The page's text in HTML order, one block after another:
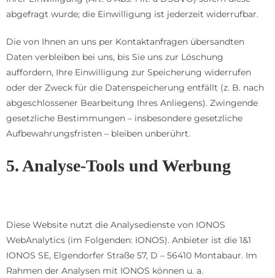
abgefragt wurde; die Einwilligung ist jederzeit widerrufbar.
Die von Ihnen an uns per Kontaktanfragen übersandten
Daten verbleiben bei uns, bis Sie uns zur Löschung
auffordern, Ihre Einwilligung zur Speicherung widerrufen
oder der Zweck für die Datenspeicherung entfällt (z. B. nach
abgeschlossener Bearbeitung Ihres Anliegens). Zwingende
gesetzliche Bestimmungen – insbesondere gesetzliche
Aufbewahrungsfristen – bleiben unberührt.
5. Analyse-Tools und Werbung
Diese Website nutzt die Analysedienste von IONOS
WebAnalytics (im Folgenden: IONOS). Anbieter ist die 1&1
IONOS SE, Elgendorfer Straße 57, D – 56410 Montabaur. Im
Rahmen der Analysen mit IONOS können u. a.